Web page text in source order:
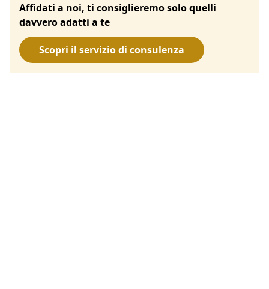
Affidati a noi, ti consiglieremo solo quelli
davvero adatti a te
Scopri il servizio di consulenza